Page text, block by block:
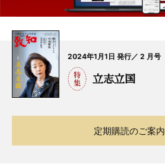
2024年1月1日 発行／ 2 月号
立志立国
定期購読のご案内